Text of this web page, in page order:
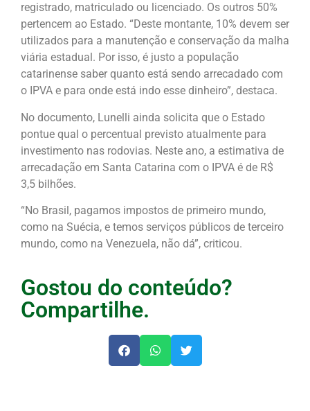
registrado, matriculado ou licenciado. Os outros 50%
pertencem ao Estado. “Deste montante, 10% devem ser
utilizados para a manutenção e conservação da malha
viária estadual. Por isso, é justo a população
catarinense saber quanto está sendo arrecadado com
o IPVA e para onde está indo esse dinheiro”, destaca.
No documento, Lunelli ainda solicita que o Estado
pontue qual o percentual previsto atualmente para
investimento nas rodovias. Neste ano, a estimativa de
arrecadação em Santa Catarina com o IPVA é de R$
3,5 bilhões.
“No Brasil, pagamos impostos de primeiro mundo,
como na Suécia, e temos serviços públicos de terceiro
mundo, como na Venezuela, não dá”, criticou.
Gostou do conteúdo?
Compartilhe.